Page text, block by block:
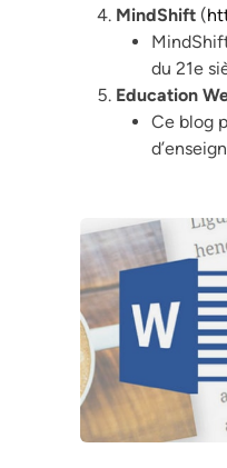
MindShift (
du 21e
Education
Ce blog